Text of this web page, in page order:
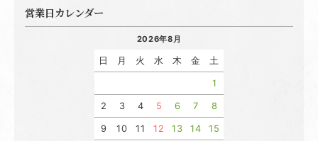
営業日カレンダー
2026年8月
日 月 火 水 木 金 土
1
2 3 4 5 6 7 8
9 10 11 12 13 14 15